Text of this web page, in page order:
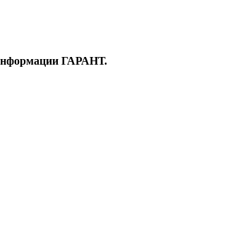
ГАРАНТ.